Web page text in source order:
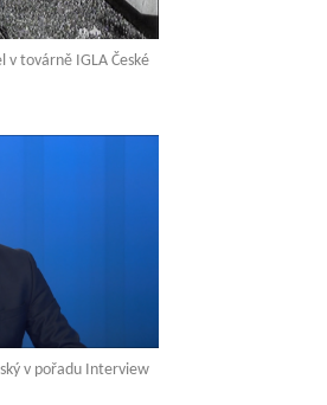
v továrně IGLA České
v pořadu Interview